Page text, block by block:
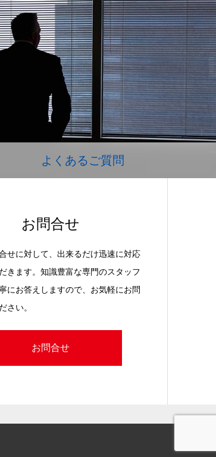
よくあるご質問
お問合せ
せに対して、出来るだけ迅速に対応
きます。知識豊富な専門のスタッフ
にお答えしますので、お気軽にお問
さい。
お問合せ